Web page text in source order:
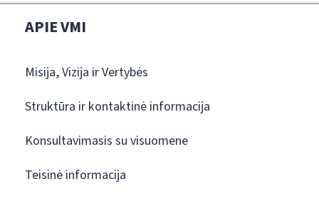
APIE VMI
Misija, Vizija ir Vertybės
Struktūra ir kontaktinė informacija
Konsultavimasis su visuomene
Teisinė informacija